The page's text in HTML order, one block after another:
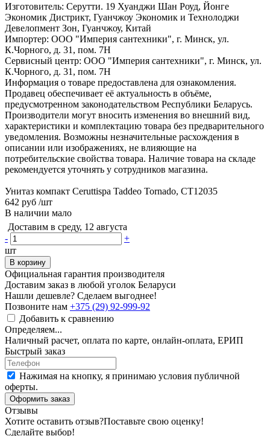
Изготовитель: Серутти. 19 Хуанджи Шан Роуд, Йонге
Экономик Дистрикт, Гуанчжоу Экономик и Технолоджи
Девелопмент Зон, Гуанчжоу, Китай
Импортер: ООО "Империя сантехники", г. Минск, ул.
К.Чорного, д. 31, пом. 7Н
Сервисный центр: ООО "Империя сантехники", г. Минск, ул.
К.Чорного, д. 31, пом. 7Н
Информация о товаре предоставлена для ознакомления.
Продавец обеспечивает её актуальность в объёме,
предусмотренном законодательством Республики Беларусь.
Производители могут вносить изменения во внешний вид,
характеристики и комплектацию товара без предварительного
уведомления. Возможны незначительные расхождения в
описании или изображениях, не влияющие на
потребительские свойства товара. Наличие товара на складе
рекомендуется уточнять у сотрудников магазина.
Унитаз компакт Ceruttispa Taddeo Tornado, CT12035
642 руб /шт
В наличии мало
Доставим в среду, 12 августа
-
+
шт
В корзину
Официальная гарантия производителя
Доставим заказ в любой уголок Беларуси
Нашли дешевле? Сделаем выгоднее!
Позвоните нам +375 (29) 92-999-92
Добавить к сравнению
Определяем...
Наличный расчет, оплата по карте, онлайн-оплата, ЕРИП
Быстрый заказ
Нажимая на кнопку, я принимаю условия публичной
оферты.
Оформить заказ
Отзывы
Хотите оставить отзыв?Поставьте свою оценку!
Сделайте выбор!